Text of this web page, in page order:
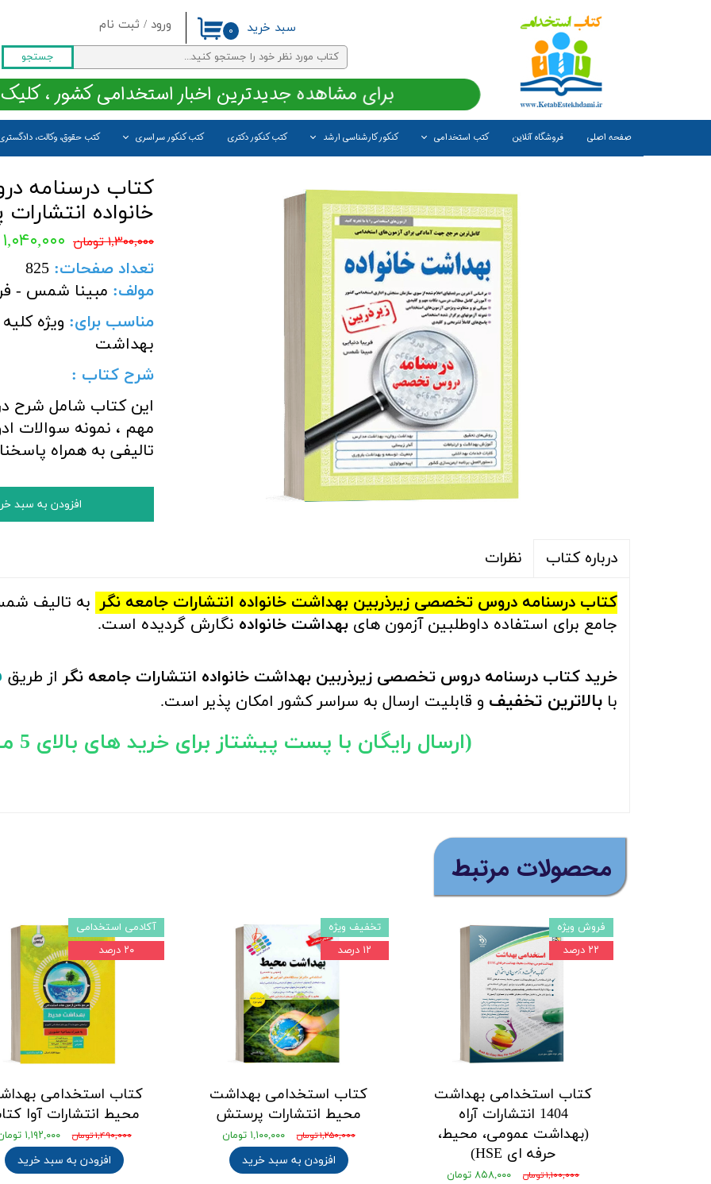
ورود / ثبت نام
حساب کاربری من
تغییر گذر واژه
سفارشات
خروج از حساب کاربری
جستجو
صفحه اصلی فروشگاه آنلاین کتب استخدامی کنکور کارشناسی ارشد کتب کنکور دکتری کتب کنکور سراسری کتب حقوق، وکالت،
۰ سبد خرید
برای مشاهده جدیدترین اخبار استخدامی کشور ، کلیک
کتاب درسنامه
خانواده
۱,۳۰۰,۰۰۰ تومان ۱,۰۴۰,۰۰۰ تومان
تعداد صفحات:
825
مولف: مبینا شمس -
مناسب برای: ویژه
بهداشت
شرح کتاب :
این کتاب شامل شرح
مهم ، نمونه سوالات
تالیفی به همراه
افزودن به سبد
درباره کتاب نظرات
کتاب درسنامه دروس تخصصی زیرذربین بهداشت خانواده انتشارات جامعه نگر به تالیف
جامع برای استفاده داوطلبین آزمون های بهداشت خانواده نگارش گردیده است.
خرید کتاب درسنامه دروس تخصصی زیرذربین بهداشت خانواده انتشارات جامعه نگراز طریق
با بالاترین تخفیف و قابلیت ارسال به سراسر کشور امکان پذیر است.
(ارسال رایگان با پست پیشتاز برای خرید های بالای 5 میلیون تومان)
​محصولات مرتبط
کتاب استخدامی بهداشت
1404 انتشارات آراه
(بهداشت عمومی، محیط،
حرفه ای HSE)
۱,۱۰۰,۰۰۰ تومان ۸۵۸,۰۰۰ تومان
فروش ویژه
۲۲ درصد
کتاب استخدامی بهداشت
محیط انتشارات پرستش
۱,۲۵۰,۰۰۰ تومان ۱,۱۰۰,۰۰۰ تومان
افزودن به سبد خرید
تخفیف ویژه
۱۲ درصد
کتاب استخدامی
محیط انتشارات آوا
۱,۴۹۰,۰۰۰ تومان ۱,۱۹۲,۰۰۰ تومان
افزودن به سبد خرید
آکادمی استخدامی
۲۰ درصد